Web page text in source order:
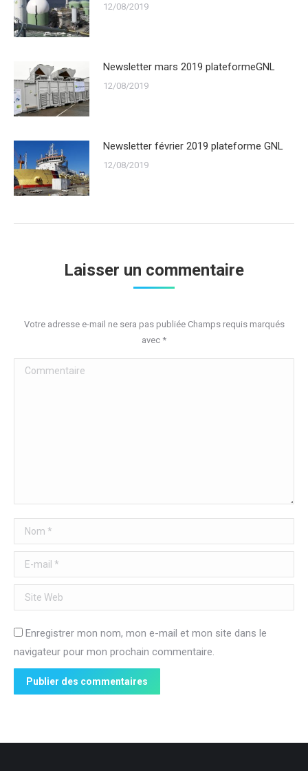
12/08/2019
Newsletter mars 2019 plateformeGNL
12/08/2019
Newsletter février 2019 plateforme GNL
12/08/2019
Laisser un commentaire
Votre adresse e-mail ne sera pas publiée Champs requis marqués
avec *
Commentaire
Nom *
E-mail *
Site Web
Enregistrer mon nom, mon e-mail et mon site dans le
navigateur pour mon prochain commentaire.
Publier des commentaires